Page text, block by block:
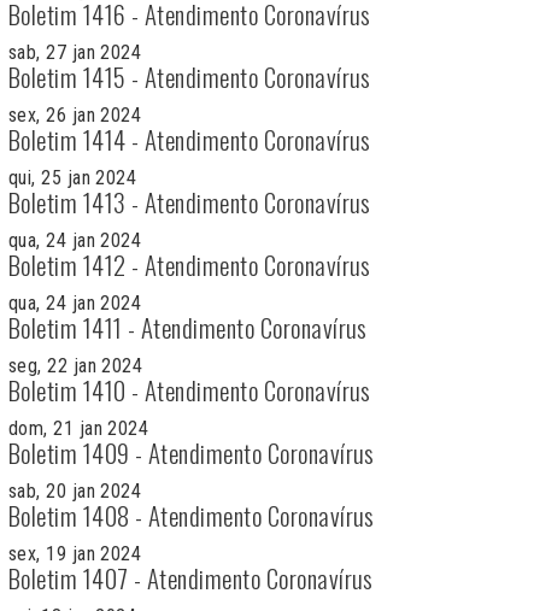
Boletim 1416 - Atendimento Coronavírus
sab, 27 jan 2024
Boletim 1415 - Atendimento Coronavírus
sex, 26 jan 2024
Boletim 1414 - Atendimento Coronavírus
qui, 25 jan 2024
Boletim 1413 - Atendimento Coronavírus
qua, 24 jan 2024
Boletim 1412 - Atendimento Coronavírus
qua, 24 jan 2024
Boletim 1411 - Atendimento Coronavírus
seg, 22 jan 2024
Boletim 1410 - Atendimento Coronavírus
dom, 21 jan 2024
Boletim 1409 - Atendimento Coronavírus
sab, 20 jan 2024
Boletim 1408 - Atendimento Coronavírus
sex, 19 jan 2024
Boletim 1407 - Atendimento Coronavírus